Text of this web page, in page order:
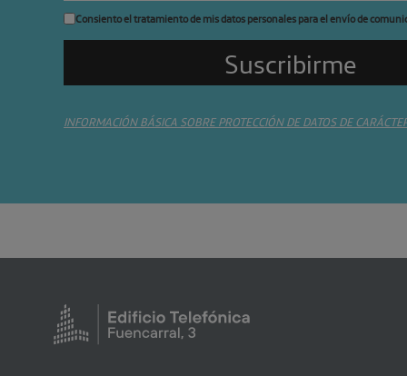
Consiento el tratamiento de mis datos personales para el envío de
INFORMACIÓN BÁSICA SOBRE PROTECCIÓN DE DATOS DE